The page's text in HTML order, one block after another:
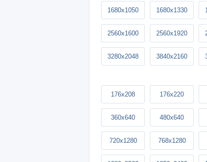
1680x1050 1680x1330
2560x1600 2560x1920
3280x2048 3840x2160
176x208 176x220
360x640 480x640
720x1280 768x1280